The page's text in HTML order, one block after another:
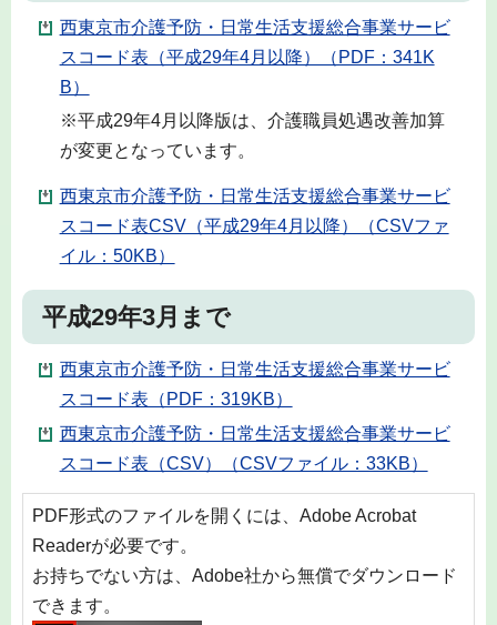
西東京市介護予防・日常生活支援総合事業サービ
スコード表（平成29年4月以降）（PDF：341K
B）
※平成29年4月以降版は、介護職員処遇改善加算
が変更となっています。
西東京市介護予防・日常生活支援総合事業サービ
スコード表CSV（平成29年4月以降）（CSVファ
イル：50KB）
平成29年3月まで
西東京市介護予防・日常生活支援総合事業サービ
スコード表（PDF：319KB）
西東京市介護予防・日常生活支援総合事業サービ
スコード表（CSV）（CSVファイル：33KB）
PDF形式のファイルを開くには、Adobe Acrobat
Readerが必要です。
お持ちでない方は、Adobe社から無償でダウンロード
できます。